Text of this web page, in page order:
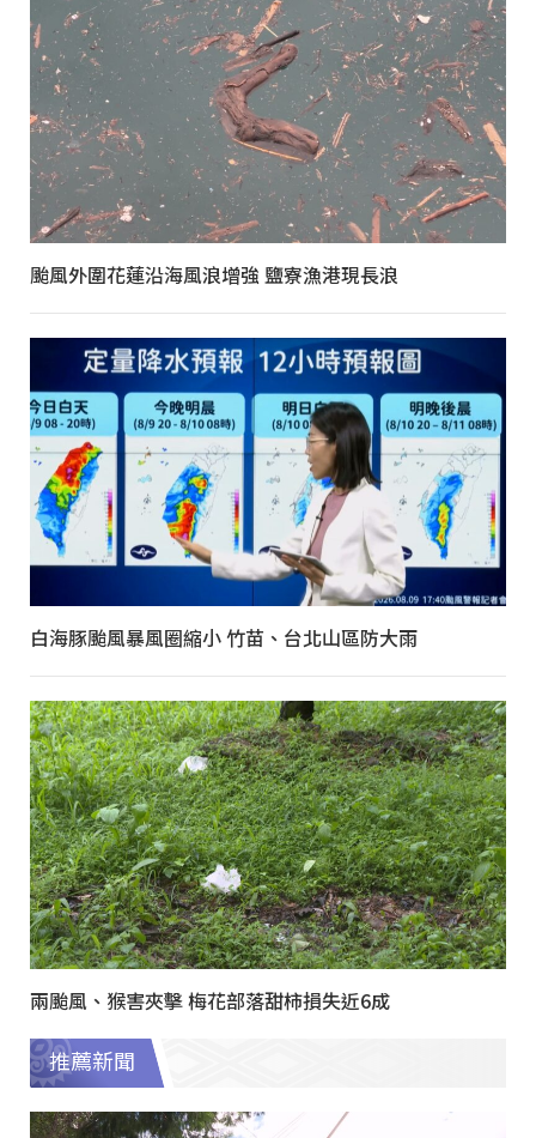
颱風外圍花蓮沿海風浪增強 鹽寮漁港現長浪
白海豚颱風暴風圈縮小 竹苗、台北山區防大雨
兩颱風、猴害夾擊 梅花部落甜柿損失近6成
推薦新聞